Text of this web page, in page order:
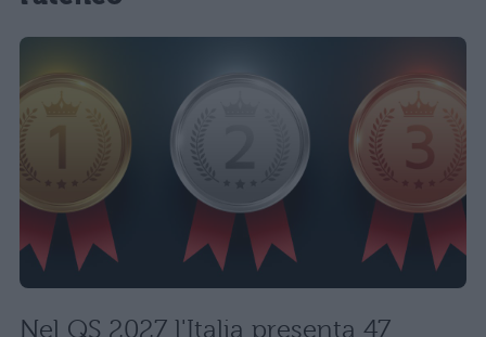
Nel QS 2027 l'Italia presenta 47